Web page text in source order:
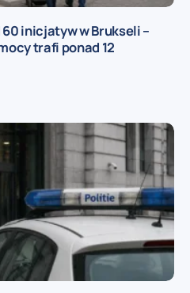
inicjatyw w Brukseli –
trafi ponad 12